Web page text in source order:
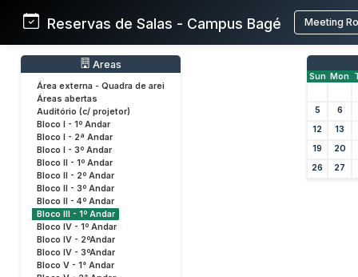
Reservas de Salas - Campus Bagé Meeting
Areas
Área externa - Quadra de arei
Áreas abertas
Auditório (c/ projetor)
Bloco I - 1º Andar
Bloco I - 2ª Andar
Bloco I - 3º Andar
Bloco II - 1º Andar
Bloco II - 2º Andar
Bloco II - 3º Andar
Bloco II - 4º Andar
Bloco III - 1º Andar
Bloco IV - 1º Andar
Bloco IV - 2ºAndar
Bloco IV - 3ºAndar
Bloco V - 1° Andar
Sun Mon
5
6
12
13
19
20
26
27